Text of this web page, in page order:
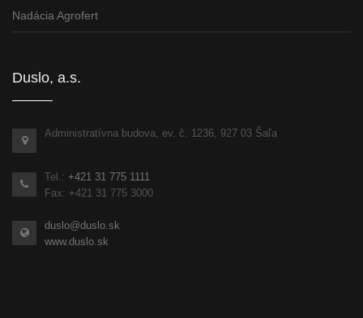
Nadácia Agrofert
Duslo, a.s.
Administratívna budova, ev. č. 1236, 927 03 Šaľa
Tel.: +421 31 775 1111
Fax: +421 31 775 3000
duslo@duslo.sk
www.duslo.sk